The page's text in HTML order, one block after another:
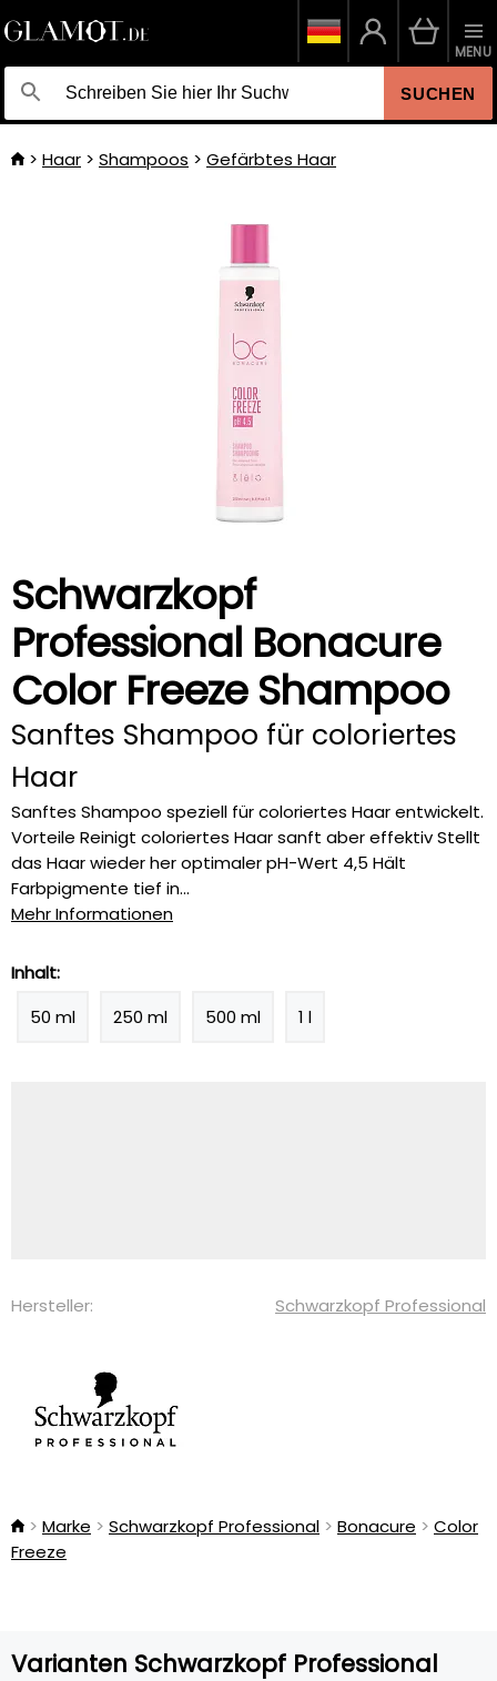
SUCHEN
MENU
Haar Shampoos Gefärbtes Haar
Schwarzkopf
Professional Bonacure
Color Freeze Shampoo
Sanftes Shampoo für coloriertes
Haar
Sanftes Shampoo speziell für coloriertes Haar entwickelt.
Vorteile Reinigt coloriertes Haar sanft aber effektiv Stellt
das Haar wieder her optimaler pH-Wert 4,5 Hält
Farbpigmente tief in...
Mehr Informationen
Inhalt:
50 ml
250 ml 500 ml 1 l
Hersteller: Schwarzkopf Professional
Marke Schwarzkopf Professional Bonacure
Color
Freeze
Varianten Schwarzkopf Professional